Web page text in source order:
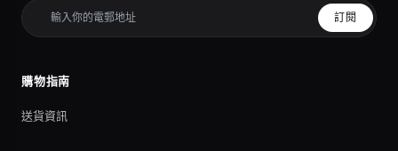
訂閱
購物指南
送貨資訊